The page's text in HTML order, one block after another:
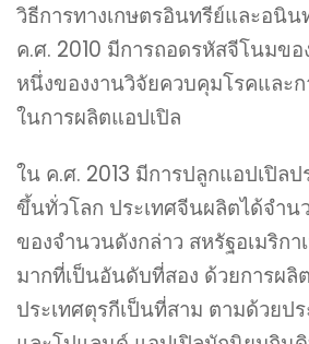
วิธีการทางเกษตรอินทรีย์และอนิ
ค.ศ. 2010 มีการถอดรหัสจีโนมข
หนึ่งของงานวิจัยควบคุมโรคและ
ในการผลิตแอปเปิล
ใน ค.ศ. 2013 มีการปลูกแอปเปิล
ขึ้นทั่วโลก ประเทศจีนผลิตได้จำน
ของจำนวนดังกล่าว สหรัฐอเมริก
มากที่เป็นอันดับที่สอง ด้วยการผลิ
ประเทศตุรกีเป็นที่สาม ตามด้วยป